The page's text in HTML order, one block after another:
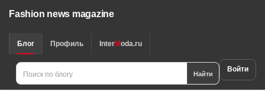
Fashion news magazine
Блог Профиль InterModa.ru
Найти Войти